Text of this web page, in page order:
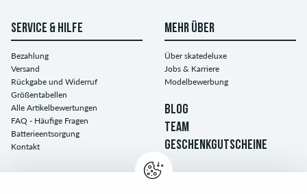
SERVICE & HILFE
Bezahlung
Versand
Rückgabe und Widerruf
Größentabellen
Alle Artikelbewertungen
FAQ - Häufige Fragen
Batterieentsorgung
Kontakt
MEHR ÜBER
Über skatedeluxe
Jobs & Karriere
Modelbewerbung
BLOG
TEAM
GESCHENKGUTSCHEINE